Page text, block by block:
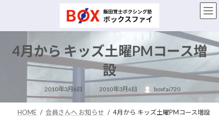
ン
ー
4月から キッズ土曜PMコース増
設
2010年3月6日
終
更
新
日
時
2010年3月6日 boxfai720
HOME 会員さんへ お知らせ 4月から キッズ土曜PMコース増設